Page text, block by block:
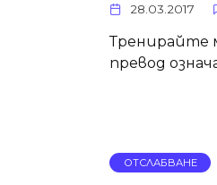
28.03.2017
Тренирайте
превод
ОТСЛАБВАНЕ